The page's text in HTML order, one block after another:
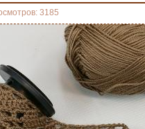
3185